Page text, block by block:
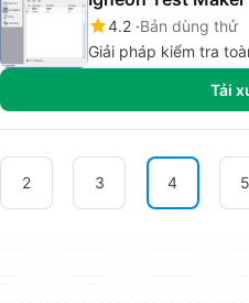
4.2 Bản dùng thử
Giải pháp kiểm tra
Tải
2 3 4 5